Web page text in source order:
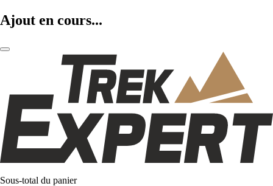
Ajout en cours...
Sous-total du panier